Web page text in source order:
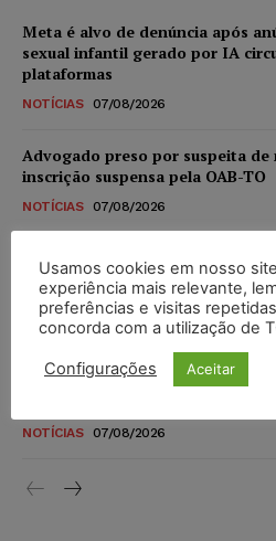
Meta é alvo de denúncia após
sexual infantil gerado por IA
plataformas
NOTÍCIAS 07/08/2026
Advogado preso por suspeita
inscrição suspensa pela OAB-TO
NOTÍCIAS 07/08/2026
STF amplia isenção de IBS e
novos para pessoas com
níveis
DIREITO TRIBUTÁRIO 07/08/2026
Justiça do Trabalho mantém
NOTÍCIAS 07/08/2026
Usamos cookies em nosso
experiência mais relevante,
preferências e visitas
concorda com a utilização de
Configurações Aceitar